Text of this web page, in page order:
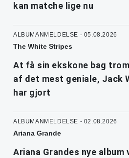
kan matche lige nu
ALBUMANMELDELSE - 05.08.2026
The White Stripes
At få sin ekskone bag
af det mest geniale, Jack
har gjort
ALBUMANMELDELSE - 02.08.2026
Ariana Grande
Ariana Grandes nye